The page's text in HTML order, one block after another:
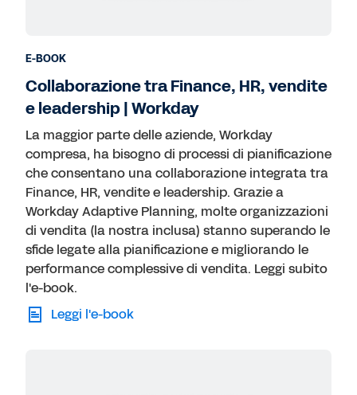
E-BOOK
Collaborazione tra Finance, HR, vendite
e leadership | Workday
La maggior parte delle aziende, Workday
compresa, ha bisogno di processi di pianificazione
che consentano una collaborazione integrata tra
Finance, HR, vendite e leadership. Grazie a
Workday Adaptive Planning, molte organizzazioni
di vendita (la nostra inclusa) stanno superando le
sfide legate alla pianificazione e migliorando le
performance complessive di vendita. Leggi subito
l'e-book.
Leggi l'e-book